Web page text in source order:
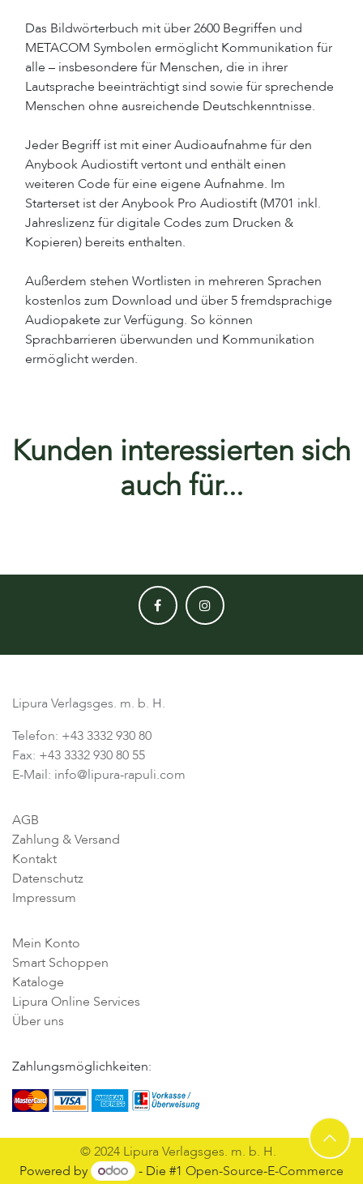
Das Bildwörterbuch mit über 2600 Begriffen und
METACOM Symbolen ermöglicht Kommunikation für
alle – insbesondere für Menschen, die in ihrer
Lautsprache beeinträchtigt sind sowie für sprechende
Menschen ohne ausreichende Deutschkenntnisse.
Jeder Begriff ist mit einer Audioaufnahme für den
Anybook Audiostift vertont und enthält einen
weiteren Code für eine eigene Aufnahme. Im
Starterset ist der Anybook Pro Audiostift (M701 inkl.
Jahreslizenz für digitale Codes zum Drucken &
Kopieren) bereits enthalten.
Außerdem stehen Wortlisten in mehreren Sprachen
kostenlos zum Download und über 5 fremdsprachige
Audiopakete zur Verfügung. So können
Sprachbarrieren überwunden und Kommunikation
ermöglicht werden.
Kunden interessierten sich
auch für...
Lipura Verlagsges. m. b. H.
Telefon: +43 3332 930 80
Fax: +43 3332 930 80 55
E-Mail: info@lipura-rapuli.com
AGB
Zahlung & Versand
Kontakt
Datenschutz
Impressum
Mein Konto
Smart Schoppen
Kataloge
Lipura Online Services
Über uns
Zahlungsmöglichkeiten:
© 2024 Lipura Verlagsges. m. b. H.
Powered by
- Die #1 Open-Source-E-Commerce